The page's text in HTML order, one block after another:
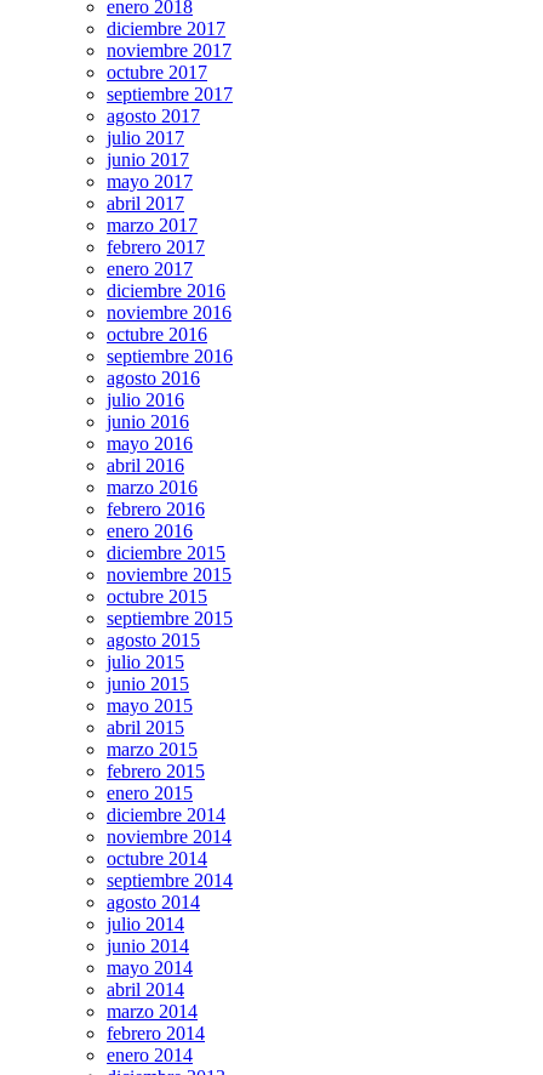
enero 2018
diciembre 2017
noviembre 2017
octubre 2017
septiembre 2017
agosto 2017
julio 2017
junio 2017
mayo 2017
abril 2017
marzo 2017
febrero 2017
enero 2017
diciembre 2016
noviembre 2016
octubre 2016
septiembre 2016
agosto 2016
julio 2016
junio 2016
mayo 2016
abril 2016
marzo 2016
febrero 2016
enero 2016
diciembre 2015
noviembre 2015
octubre 2015
septiembre 2015
agosto 2015
julio 2015
junio 2015
mayo 2015
abril 2015
marzo 2015
febrero 2015
enero 2015
diciembre 2014
noviembre 2014
octubre 2014
septiembre 2014
agosto 2014
julio 2014
junio 2014
mayo 2014
abril 2014
marzo 2014
febrero 2014
enero 2014